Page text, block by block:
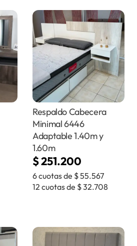
Respaldo Cabecera
Minimal 6446
Adaptable 1.40m y
1.60m
$251.200
6 cuotas de $55.567
12 cuotas de $32.708